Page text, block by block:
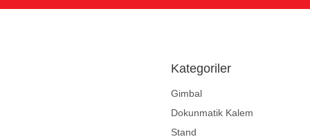
Kategoriler
Gimbal
Dokunmatik Kalem
Stand